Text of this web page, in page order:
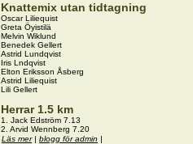
Knattemix utan tidtagning
Oscar Liliequist
Greta Öyistilä
Melvin Wiklund
Benedek Gellert
Astrid Lundqvist
Iris Lndqvist
Elton Eriksson Åsberg
Astrid Liliequist
Lili Gellert
Herrar 1.5 km
1. Jack Edström 7.13
2. Arvid Wennberg 7.20
Läs merom Resultat kajloppet 2018
| blogg för admin |